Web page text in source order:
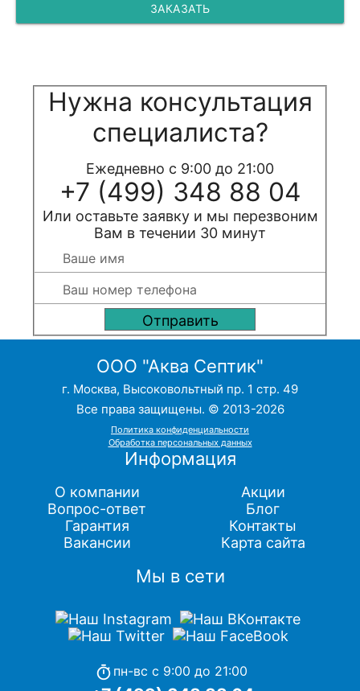
ЗАКАЗАТЬ
Нужна консультация
специалиста?
Ежедневно с 9:00 до 21:00
+7 (499) 348 88 04
Или оставьте заявку и мы перезвоним
Вам в течении 30 минут
ООО "Аква Септик"
г. Москва, Высоковольтный пр. 1 стр. 49
Все права защищены. © 2013-2026
Политика конфиденциальности
Обработка персональных данных
Информация
О компании
Вопрос-ответ
Гарантия
Вакансии
Акции
Блог
Контакты
Карта сайта
Мы в сети
timer пн-вс с 9:00 до 21:00